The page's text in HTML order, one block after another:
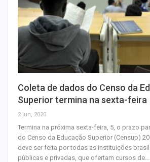
Coleta de dados do Censo da
Superior termina na sexta-feira
2 jun, 2020
Termina na próxima sexta-feira, 5, o prazo
do Censo da Educação Superior (Censup)
deve ser feita por todas as instituições
públicas e privadas, que ofertam cursos de…